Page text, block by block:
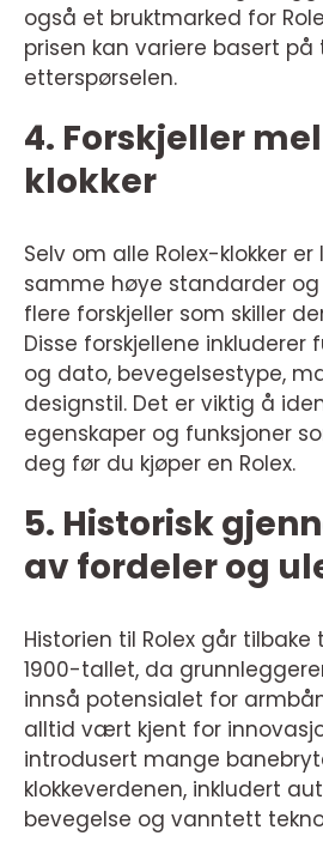
også et bruktmarked for
prisen kan variere basert
etterspørselen.
4. Forskjeller
klokker
Selv om alle Rolex-klokker
samme høye standarder
flere forskjeller som skiller
Disse forskjellene inkluderer
og dato, bevegelsestype,
designstil. Det er viktig å
egenskaper og funksjoner
deg før du kjøper en Rolex.
5. Historisk
av fordeler og
Historien til Rolex går
1900-tallet, da
innså potensialet for
alltid vært kjent for
introdusert mange
klokkeverdenen, inkludert
bevegelse og vanntett